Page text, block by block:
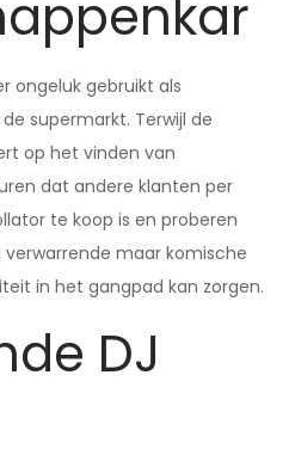
ongeluk gebruikt als
supermarkt. Terwijl de
op het vinden van
dat andere klanten per
te koop is en proberen
maar komische
in het gangpad kan zorgen.
DJ